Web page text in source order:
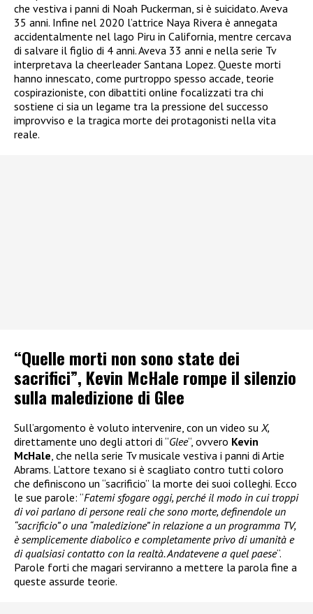
che vestiva i panni di Noah Puckerman, si è suicidato. Aveva
35 anni. Infine nel 2020 l’attrice Naya Rivera è annegata
accidentalmente nel lago Piru in California, mentre cercava
di salvare il figlio di 4 anni. Aveva 33 anni e nella serie Tv
interpretava la cheerleader Santana Lopez. Queste morti
hanno innescato, come purtroppo spesso accade, teorie
cospirazioniste, con dibattiti online focalizzati tra chi
sostiene ci sia un legame tra la pressione del successo
improvviso e la tragica morte dei protagonisti nella vita
reale.
“Quelle morti non sono state dei
sacrifici”, Kevin McHale rompe il silenzio
sulla maledizione di Glee
Sull’argomento è voluto intervenire, con un video su X,
direttamente uno degli attori di “Glee“, ovvero Kevin
McHale, che nella serie Tv musicale vestiva i panni di Artie
Abrams. L’attore texano si è scagliato contro tutti coloro
che definiscono un “sacrificio” la morte dei suoi colleghi. Ecco
le sue parole: “Fatemi sfogare oggi, perché il modo in cui troppi
di voi parlano di persone reali che sono morte, definendole un
“sacrificio” o una “maledizione” in relazione a un programma TV,
è semplicemente diabolico e completamente privo di umanità e
di qualsiasi contatto con la realtà. Andatevene a quel paese“.
Parole forti che magari serviranno a mettere la parola fine a
queste assurde teorie.